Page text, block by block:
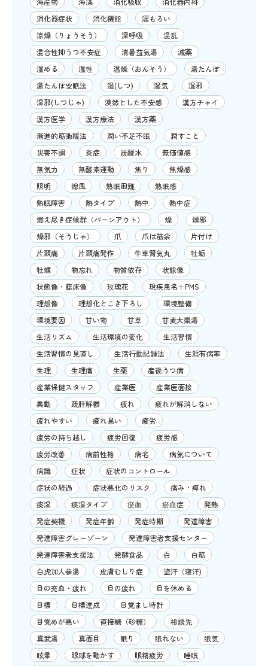
消化器症状
消化機能
涙もろい
涼燥（りょうそう）
深呼吸
混乱
混合性抑うつ不安症
清暑益気湯
減薬
温める
温性 温燥（おんそう）
湯たんぽ
湯たんぽ安眠法
湿(しつ) 湿気
湿邪
湿邪(しつじゃ)
漠然とした不安感
漢方チャイ
漢方医学
漢方療法
漢方薬
漸進的筋弛緩法
潤い不足不眠
潤すこと
災害不調
炎症 炭酸水
無価値感
無気力
無酸素運動 焦り
焦燥感
照明
熄風 熟眠困難
熟眠感
熟眠障害
熱タイプ 熱中
熱中症
燃え尽き症候群（バーンアウト）
燥
燥邪
燥邪（そうじゃ）
爪 爪は筋余
片付け
片頭痛
片頭痛発作 牛車腎気丸
牡蛎
牡蠣
物忘れ 物質依存
状態像
状態像・臨床像
玫瑰花
現疾患名＋PMS
理想像
理想化とこき下ろし
環境整備
環境要因
甘い物 甘草
甘麦大棗湯
生活リズム
生活環境の変化
生活習慣
生活習慣の見直し
生活行動記録法
生涯有病率
生理
生理痛 生薬
産後うつ病
産業保健スタッフ
産業医
産業医面接
異動
疏肝解鬱 疲れ
疲れが解消しない
疲れやすい
疲れ易い
疲労
疲労の持ち越し
疲労回復
疲労感
疲労改善
病前性格 病名
病気について
病識
症状
症状のコントロール
症状の経過
症状悪化のリスク
痛み・痺れ
痰湿
痰湿タイプ 瘀血 瘀血症
発熱
発症契機
発症年齢 発症時期
発達障害
発達障害グレーゾーン
発達障害者支援センター
発達障害者支援法
発酵食品 白
白筋
白虎加人参湯
皮膚むしり症
盗汗（寝汗)
目の充血・疲れ
目の疲れ
目を休める
目標
目標達成
目覚まし時計
目覚めが悪い
直接糖（砂糖）
相談先
真武湯
真面目 眠り 眠れない
眠気
眩暈
眼球を動かす 眼精疲労
睡眠